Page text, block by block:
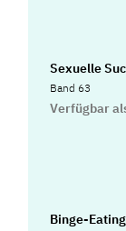
Sexuelle
Band 63
Verfügbar
Binge-